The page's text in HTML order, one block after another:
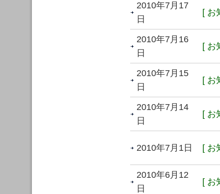
2010年7月17
日
[ お
2010年7月16
日
[ お
2010年7月15
日
[ お
2010年7月14
日
[ お
2010年7月1日 [ お
2010年6月12
日
[ お